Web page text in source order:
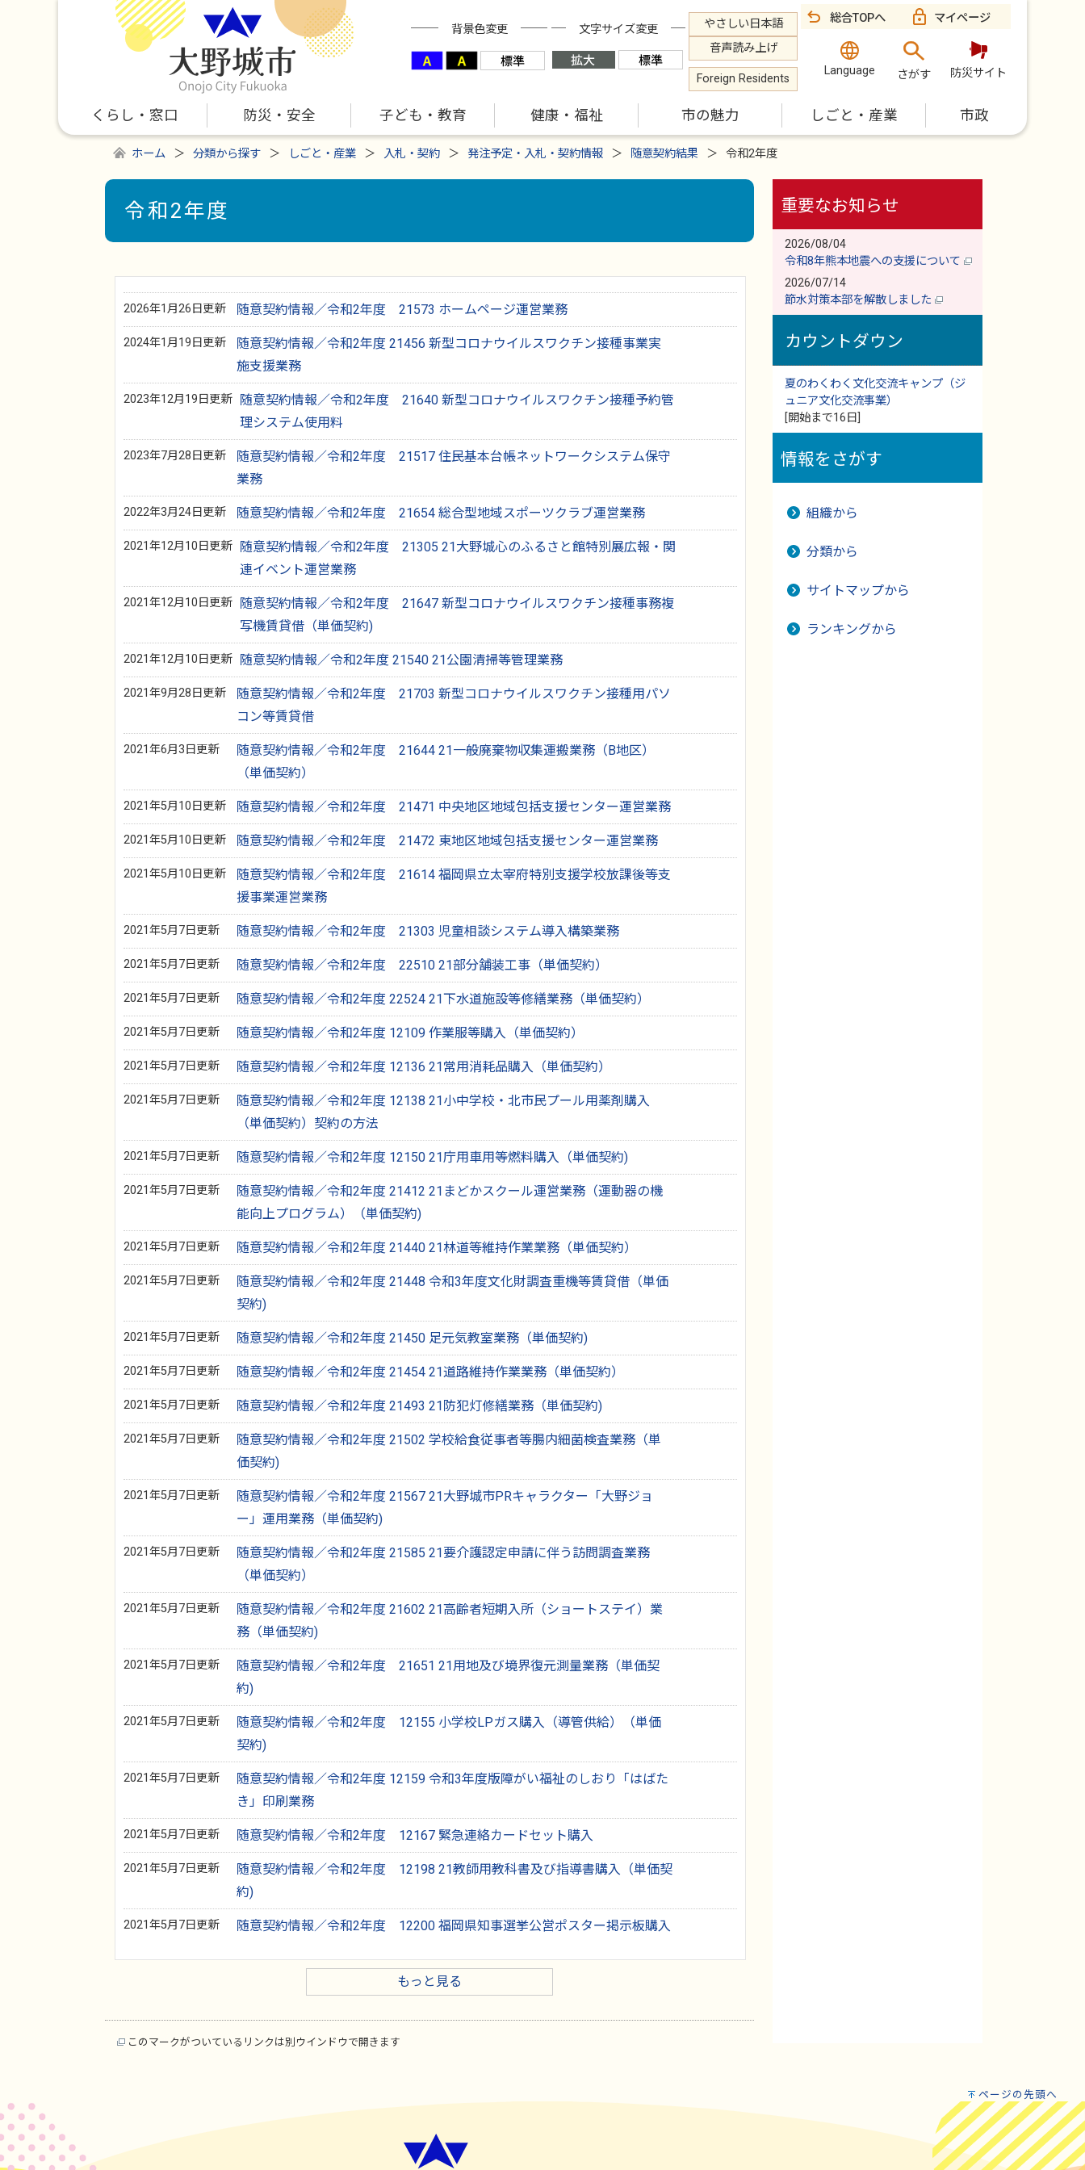
背景色変更 文字サイズ変更
やさしい日本語
音声読み上げ
Foreign Residents
総合TOPへ マイページ
Language さがす 防災サイト
くらし・窓口 防災・安全 子ども・教育 健康・福祉 市の魅力 しごと・産業 市政
ホーム 分類から探す しごと・産業 入札・契約 発注予定・入札・契約情報 随意契約結果 令和2年度
令和2年度
2026年1月26日更新 随意契約情報／令和2年度 21573 ホームページ運営業務
2024年1月19日更新
随意契約情報／令和2年度 21456 新型コロナウイルスワクチン接種事業実
施支援業務
2023年12月19日更新
随意契約情報／令和2年度 21640 新型コロナウイルスワクチン接種予約管
理システム使用料
2023年7月28日更新
随意契約情報／令和2年度 21517 住民基本台帳ネットワークシステム保守
業務
2022年3月24日更新 随意契約情報／令和2年度 21654 総合型地域スポーツクラブ運営業務
2021年12月10日更新
随意契約情報／令和2年度 21305 21大野城心のふるさと館特別展広報・関
連イベント運営業務
2021年12月10日更新
随意契約情報／令和2年度 21647 新型コロナウイルスワクチン接種事務複
写機賃貸借（単価契約)
2021年12月10日更新 随意契約情報／令和2年度 21540 21公園清掃等管理業務
2021年9月28日更新
随意契約情報／令和2年度 21703 新型コロナウイルスワクチン接種用パソ
コン等賃貸借
2021年6月3日更新
随意契約情報／令和2年度 21644 21一般廃棄物収集運搬業務（B地区）
（単価契約）
2021年5月10日更新 随意契約情報／令和2年度 21471 中央地区地域包括支援センター運営業務
2021年5月10日更新 随意契約情報／令和2年度 21472 東地区地域包括支援センター運営業務
2021年5月10日更新
随意契約情報／令和2年度 21614 福岡県立太宰府特別支援学校放課後等支
援事業運営業務
2021年5月7日更新 随意契約情報／令和2年度 21303 児童相談システム導入構築業務
2021年5月7日更新 随意契約情報／令和2年度 22510 21部分舗装工事（単価契約）
2021年5月7日更新 随意契約情報／令和2年度 22524 21下水道施設等修繕業務（単価契約）
2021年5月7日更新 随意契約情報／令和2年度 12109 作業服等購入（単価契約）
2021年5月7日更新 随意契約情報／令和2年度 12136 21常用消耗品購入（単価契約）
2021年5月7日更新
随意契約情報／令和2年度 12138 21小中学校・北市民プール用薬剤購入
（単価契約）契約の方法
2021年5月7日更新 随意契約情報／令和2年度 12150 21庁用車用等燃料購入（単価契約)
2021年5月7日更新
随意契約情報／令和2年度 21412 21まどかスクール運営業務（運動器の機
能向上プログラム）（単価契約)
2021年5月7日更新 随意契約情報／令和2年度 21440 21林道等維持作業業務（単価契約）
2021年5月7日更新
随意契約情報／令和2年度 21448 令和3年度文化財調査重機等賃貸借（単価
契約)
2021年5月7日更新 随意契約情報／令和2年度 21450 足元気教室業務（単価契約)
2021年5月7日更新 随意契約情報／令和2年度 21454 21道路維持作業業務（単価契約）
2021年5月7日更新 随意契約情報／令和2年度 21493 21防犯灯修繕業務（単価契約)
2021年5月7日更新
随意契約情報／令和2年度 21502 学校給食従事者等腸内細菌検査業務（単
価契約)
2021年5月7日更新
随意契約情報／令和2年度 21567 21大野城市PRキャラクター「大野ジョ
ー」運用業務（単価契約)
2021年5月7日更新
随意契約情報／令和2年度 21585 21要介護認定申請に伴う訪問調査業務
（単価契約）
2021年5月7日更新
随意契約情報／令和2年度 21602 21高齢者短期入所（ショートステイ）業
務（単価契約)
2021年5月7日更新
随意契約情報／令和2年度 21651 21用地及び境界復元測量業務（単価契
約)
2021年5月7日更新
随意契約情報／令和2年度 12155 小学校LPガス購入（導管供給）（単価
契約)
2021年5月7日更新
随意契約情報／令和2年度 12159 令和3年度版障がい福祉のしおり「はばた
き」印刷業務
2021年5月7日更新 随意契約情報／令和2年度 12167 緊急連絡カードセット購入
2021年5月7日更新
随意契約情報／令和2年度 12198 21教師用教科書及び指導書購入（単価契
約)
2021年5月7日更新 随意契約情報／令和2年度 12200 福岡県知事選挙公営ポスター掲示板購入
もっと見る
このマークがついているリンクは別ウインドウで開きます
重要なお知らせ
2026/08/04
令和8年熊本地震への支援について
2026/07/14
節水対策本部を解散しました
カウントダウン
夏のわくわく文化交流キャンプ（ジ
ュニア文化交流事業）
[開始まで16日]
情報をさがす
組織から
分類から
サイトマップから
ランキングから
ページの先頭へ